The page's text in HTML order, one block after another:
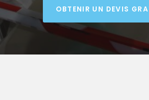
OBTENIR UN DEVIS